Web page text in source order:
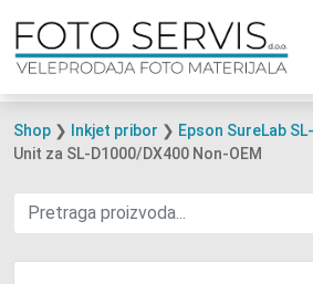
Shop ❯ Inkjet pribor ❯ Epson SureLab
Unit za SL-D1000/DX400 Non-OEM